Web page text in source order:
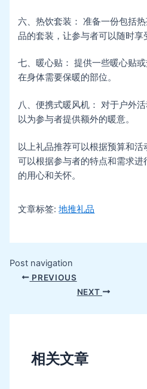
六、热饮套装： 准备一份包括
品的套装，让参与者可以随时享
七、暖心贴： 提供一些暖心贴
在身体需要保暖的部位。
八、便携式暖风机： 对于户外
以为参与者提供额外的暖意。
以上礼品推荐可以根据预算和
可以根据参与者的特点和需求
的用心和关怀。
文章标签:地推礼品
Post navigation
PREVIOUS
NEXT
相关文章